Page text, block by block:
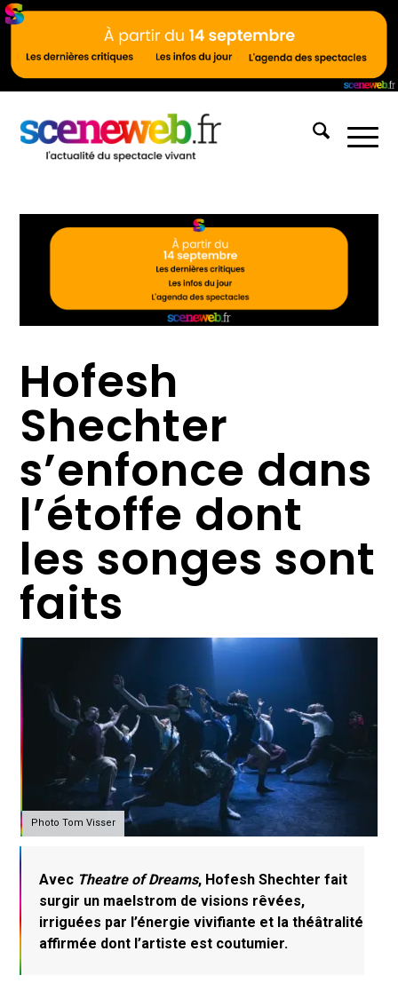
Hofesh
Shechter
s’enfonce dans
l’étoffe dont
les songes sont
faits
Photo Tom Visser
Avec Theatre of Dreams, Hofesh Shechter fait
surgir un maelstrom de visions rêvées,
irriguées par l’énergie vivifiante et la théâtralité
affirmée dont l’artiste est coutumier.